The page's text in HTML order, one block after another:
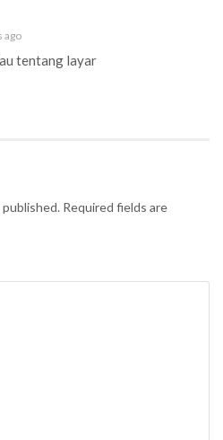
ago
tentang layar
Required fields are